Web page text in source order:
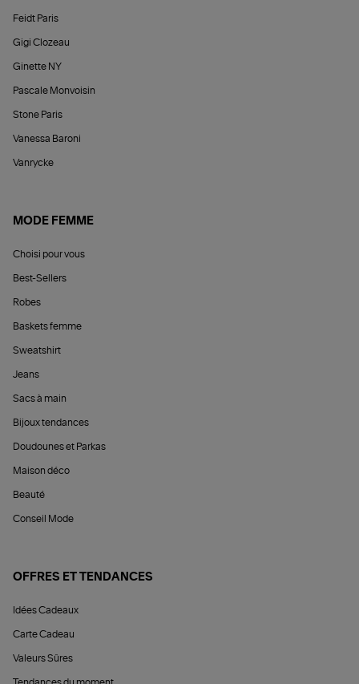
Feidt Paris
Gigi Clozeau
Ginette NY
Pascale Monvoisin
Stone Paris
Vanessa Baroni
Vanrycke
MODE FEMME
Choisi pour vous
Best-Sellers
Robes
Baskets femme
Sweatshirt
Jeans
Sacs à main
Bijoux tendances
Doudounes et Parkas
Maison déco
Beauté
Conseil Mode
OFFRES ET TENDANCES
Idées Cadeaux
Carte Cadeau
Valeurs Sûres